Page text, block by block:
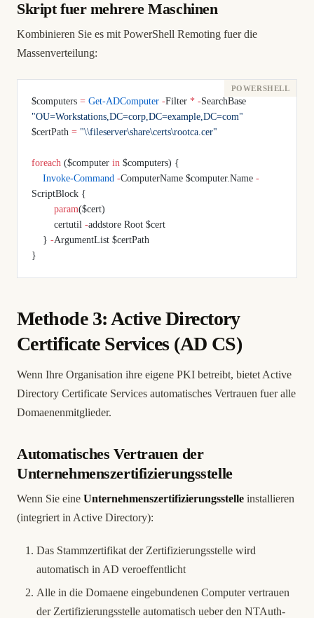
Skript fuer mehrere Maschinen
Kombinieren Sie es mit PowerShell Remoting fuer die
Massenverteilung:
$computers = Get-ADComputer -Filter * -
"OU=Workstations,DC=corp,DC=example,DC=com"
$certPath = "\\fileserver\share\certs\rootca.cer"
foreach ($computer in $computers) {
    Invoke-Command
-ComputerName $computer.Name -
ScriptBlock {
        param
($cert)
        certutil
-addstore Root $cert
    }
-ArgumentList $certPath
}
Methode 3: Active Directory
Certificate Services (AD CS)
Wenn Ihre Organisation ihre eigene PKI betreibt, bietet Active
Directory Certificate Services automatisches Vertrauen fuer alle
Domaenenmitglieder.
Automatisches Vertrauen der
Unternehmenszertifizierungsstelle
Wenn Sie eine Unternehmenszertifizierungsstelle installieren
(integriert in Active Directory):
Das Stammzertifikat der Zertifizierungsstelle wird
automatisch in AD veroeffentlicht
Alle in die Domaene eingebundenen Computer vertrauen
der Zertifizierungsstelle automatisch ueber den NTAuth-